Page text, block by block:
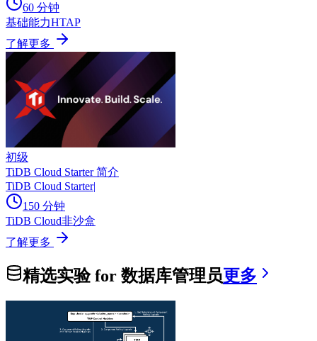
60 分钟
基础能力HTAP
了解更多
初级
TiDB Cloud Starter 简介
TiDB Cloud Starter|
150 分钟
TiDB Cloud非沙盒
了解更多
精选实验 for 数据库管理员更多